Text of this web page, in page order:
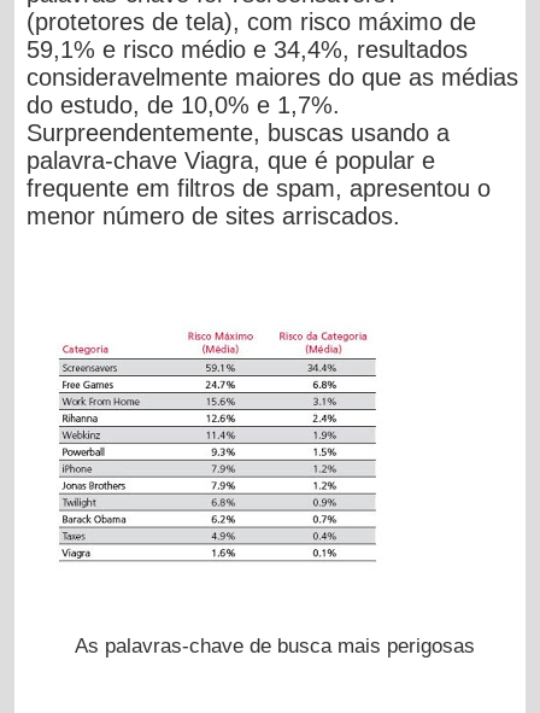
(protetores de tela), com risco máximo de
59,1% e risco médio e 34,4%, resultados
consideravelmente maiores do que as médias
do estudo, de 10,0% e 1,7%.
Surpreendentemente, buscas usando a
palavra-chave Viagra, que é popular e
frequente em filtros de spam, apresentou o
menor número de sites arriscados.
As palavras-chave de busca mais perigosas